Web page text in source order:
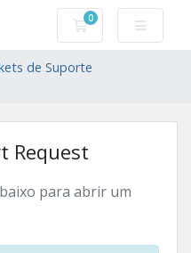
0
Carrinho de
de Suporte
Request
para abrir um